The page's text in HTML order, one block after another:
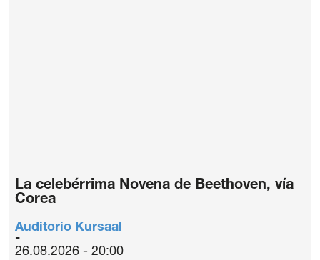
La celebérrima Novena de Beethoven, vía
Corea
Auditorio Kursaal
26.08.2026 - 20:00